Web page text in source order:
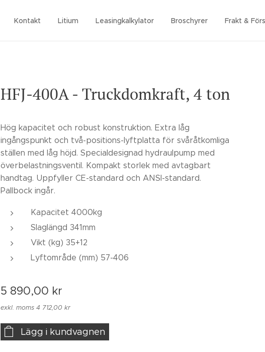
Kontakt Litium Leasingkalkylator Broschyrer Frakt &
HFJ-400A - Truckdomkraft, 4 ton
Hög kapacitet och robust konstruktion. Extra låg
ingångspunkt och två-positions-lyftplatta för svåråtkomliga
ställen med låg höjd. Specialdesignad hydraulpump med
överbelastningsventil. Kompakt storlek med avtagbart
handtag. Uppfyller CE-standard och ANSI-standard.
Pallbock ingår.
Kapacitet 4000kg
Slaglängd 341mm
Vikt (kg) 35+12
Lyftområde (mm) 57-406
5 890,00 kr
exkl. moms 4 712,00 kr
Lägg i kundvagnen